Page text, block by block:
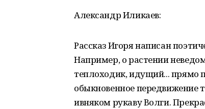
Александр Иликаев:
Рассказ Игоря написан
Например, о растении
теплоходик, идущий... прямо
обыкновенное передвижение
ивняком рукаву Волги.